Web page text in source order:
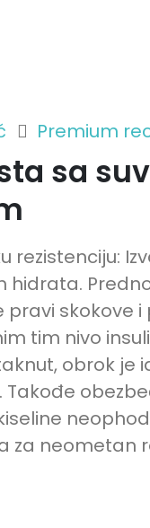
Premium
sa
rezistenciju:
hidrata.
pravi skokove
tim nivo
obrok je
Takođe
za neometan